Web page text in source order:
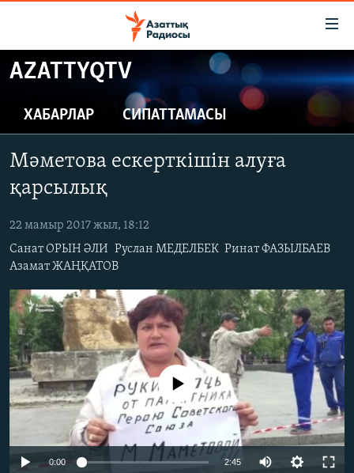
Skip
to
content
to
main
Navigation
Skip
Search
ЖАҢАЛЫҚТАР
САЯСАТ
ҚАҢТАР ОҚИҒАСЫ
АДАМ ҚҰҚЫҚТАРЫ
ӘЛЕУМЕТ
ӘЛЕМ
Русский
ЖАЗЫЛЫҢЫЗ
Басқа тілдерде
AZATTYQTV
ХАБАРЛАР СИПАТТАМАСЫ
Мәметова ескерткішін алуға
қарсылық
22 мамыр 2017 жыл, 18:12
Санат ОРЫН ӘЛИ Руслан МЕДЕЛБЕК Ринат ФАЗЫЛБАЕВ
Азамат ЖАҢҚАТОВ
No media source currently available
0:00 2:45